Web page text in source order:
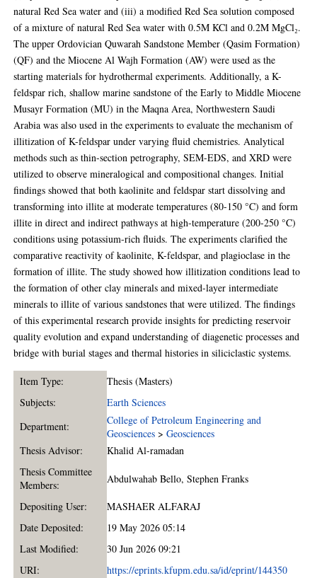
natural Red Sea water and (iii) a modified Red Sea solution composed
of a mixture of natural Red Sea water with 0.5M KCl and 0.2M MgCl₂.
The upper Ordovician Quwarah Sandstone Member (Qasim Formation)
(QF) and the Miocene Al Wajh Formation (AW) were used as the
starting materials for hydrothermal experiments. Additionally, a K-
feldspar rich, shallow marine sandstone of the Early to Middle Miocene
Musayr Formation (MU) in the Maqna Area, Northwestern Saudi
Arabia was also used in the experiments to evaluate the mechanism of
illitization of K-feldspar under varying fluid chemistries. Analytical
methods such as thin-section petrography, SEM-EDS, and XRD were
utilized to observe mineralogical and compositional changes. Initial
findings showed that both kaolinite and feldspar start dissolving and
transforming into illite at moderate temperatures (80-150 °C) and form
illite in direct and indirect pathways at high-temperature (200-250 °C)
conditions using potassium-rich fluids. The experiments clarified the
comparative reactivity of kaolinite, K-feldspar, and plagioclase in the
formation of illite. The study showed how illitization conditions lead to
the formation of other clay minerals and mixed-layer intermediate
minerals to illite of various sandstones that were utilized. The findings
of this experimental research provide insights for predicting reservoir
quality evolution and expand understanding of diagenetic processes and
bridge with burial stages and thermal histories in siliciclastic systems.
Item Type:
Thesis (Masters)
Subjects:
Earth Sciences
Department:
College of Petroleum Engineering and
Geosciences >Geosciences
Thesis Advisor:
Khalid Al-ramadan
Thesis Committee
Members:
Abdulwahab Bello,Stephen Franks
Depositing User:
MASHAER ALFARAJ
Date Deposited:
19 May 2026 05:14
Last Modified:
30 Jun 2026 09:21
URI:
https://eprints.kfupm.edu.sa/id/eprint/144350